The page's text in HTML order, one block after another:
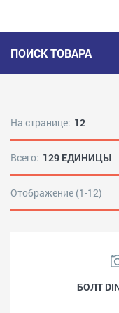
ПОИСК ТОВАРА
На странице: 12
Всего: 129 ЕДИНИЦЫ
Отображение (1-12)
БОЛТ